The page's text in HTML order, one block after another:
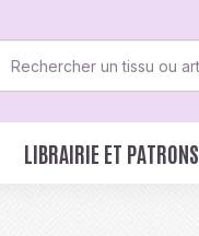
LIBRAIRIE ET PATRONS